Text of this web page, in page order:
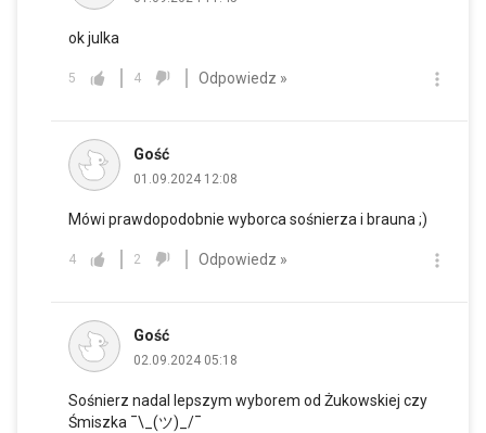
ok julka
5 4 Odpowiedz »
Gość
01.09.2024 12:08
Mówi prawdopodobnie wyborca sośnierza i brauna ;)
4 2 Odpowiedz »
Gość
02.09.2024 05:18
Sośnierz nadal lepszym wyborem od Żukowskiej czy
Śmiszka ¯\_(ツ)_/¯